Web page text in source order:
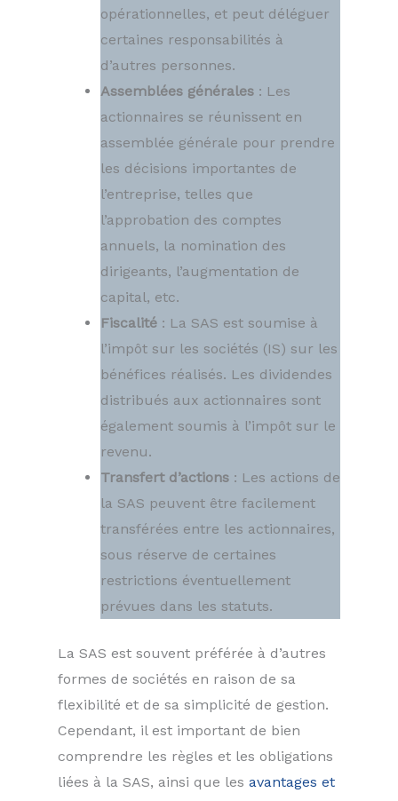
opérationnelles, et peut déléguer
certaines responsabilités à
d’autres personnes.
Assemblées générales : Les
actionnaires se réunissent en
assemblée générale pour prendre
les décisions importantes de
l’entreprise, telles que
l’approbation des comptes
annuels, la nomination des
dirigeants, l’augmentation de
capital, etc.
Fiscalité : La SAS est soumise à
l’impôt sur les sociétés (IS) sur les
bénéfices réalisés. Les dividendes
distribués aux actionnaires sont
également soumis à l’impôt sur le
revenu.
Transfert d’actions : Les actions de
la SAS peuvent être facilement
transférées entre les actionnaires,
sous réserve de certaines
restrictions éventuellement
prévues dans les statuts.
La SAS est souvent préférée à d’autres
formes de sociétés en raison de sa
flexibilité et de sa simplicité de gestion.
Cependant, il est important de bien
comprendre les règles et les obligations
liées à la SAS, ainsi que les avantages et